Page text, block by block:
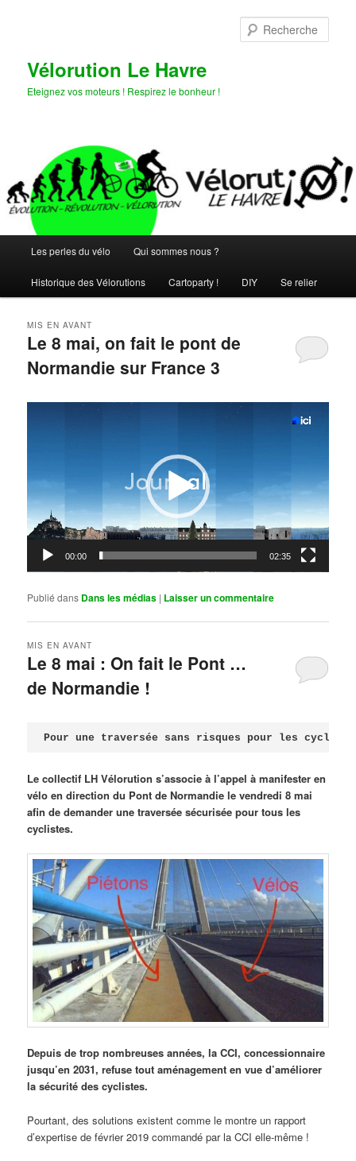
Vélorution Le Havre
Eteignez vos moteurs ! Respirez le bonheur !
principal
Les perles du vélo Qui sommes nous ?
Historique des Vélorutions Cartoparty ! DIY Se relier
Le 8 mai, on fait le pont de
Normandie sur France 3
MIS EN AVANT
00:00 02:35
Publié dans Dans les médias | Laisser un commentaire
Le 8 mai : On fait le Pont …
de Normandie !
MIS EN AVANT
Pour une traversée sans risques pour les
Le collectif LH Vélorution s’associe à l’appel à manifester en
vélo en direction du Pont de Normandie le vendredi 8 mai
afin de demander une traversée sécurisée pour tous les
cyclistes.
Depuis de trop nombreuses années, la CCI, concessionnaire
jusqu’en 2031, refuse tout aménagement en vue d’améliorer
la sécurité des cyclistes.
Pourtant, des solutions existent comme le montre un rapport
d’expertise de février 2019 commandé par la CCI elle-même !